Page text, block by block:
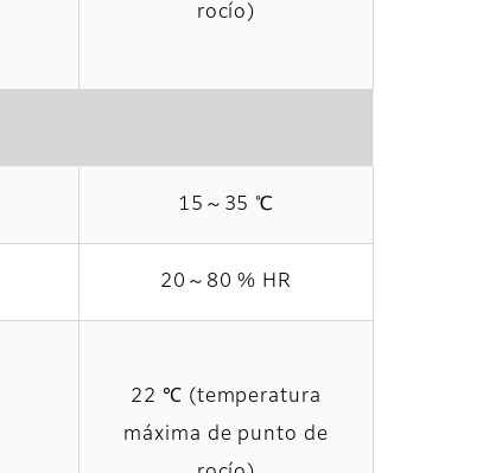
rocío)
15～35 ℃
20～80 % HR
22 ℃ (temperatura
máxima de punto de